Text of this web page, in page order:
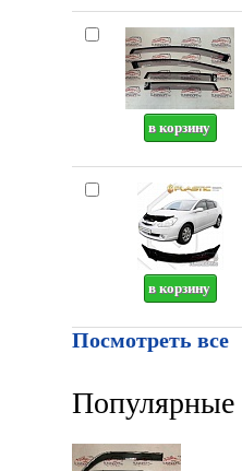
Посмотреть все
Популярные